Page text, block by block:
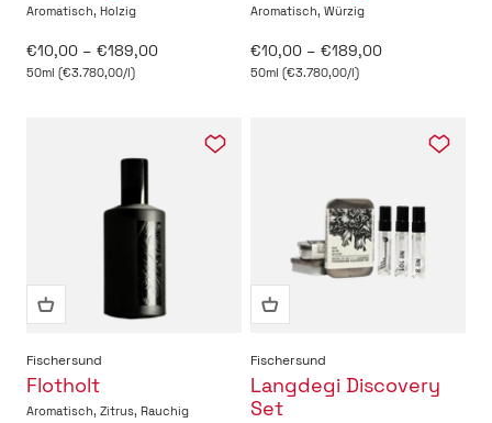
Aromatisch, Holzig
Angebot
€10,00 – €189,00
50ml (€3.780,00/l)
Aromatisch, Würzig
Angebot
€10,00 – €189,00
50ml (€3.780,00/l)
Fischersund
Flotholt
Aromatisch, Zitrus, Rauchig
Fischersund
Langdegi Discovery
Set